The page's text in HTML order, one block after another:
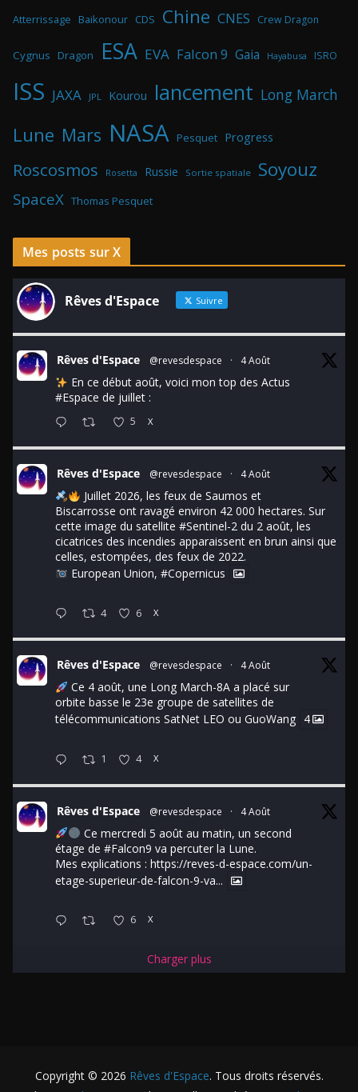
Atterrissage Baikonour CDS Chine CNES Crew Dragon
Cygnus Dragon ESA EVA Falcon 9 Gaia Hayabusa ISRO
ISS JAXA JPL Kourou lancement Long March
Lune Mars NASA Pesquet Progress
Roscosmos Rosetta Russie Sortie spatiale Soyouz
SpaceX Thomas Pesquet
Mes posts sur X
Rêves d'Espace Suivre
Rêves d'Espace @revesdespace · 4 Août
En ce début août, voici mon top des Actus
#Espace de juillet :
5 X
Rêves d'Espace @revesdespace · 4 Août
Juillet 2026, les feux de Saumos et
Biscarrosse ont ravagé environ 42 000 hectares. Sur
cette image du satellite #Sentinel-2 du 2 août, les
cicatrices des incendies apparaissent en brun ainsi que
celles, estompées, des feux de 2022.
European Union, #Copernicus
4 6 X
Rêves d'Espace @revesdespace · 4 Août
Ce 4 août, une Long March-8A a placé sur
orbite basse le 23e groupe de satellites de
télécommunications SatNet LEO ou GuoWang 4
1 4 X
Rêves d'Espace @revesdespace · 4 Août
Ce mercredi 5 août au matin, un second
étage de #Falcon9 va percuter la Lune.
Mes explications : https://reves-d-espace.com/un-
etage-superieur-de-falcon-9-va...
6 X
Charger plus
Copyright © 2026 Rêves d'Espace. Tous droits réservés.